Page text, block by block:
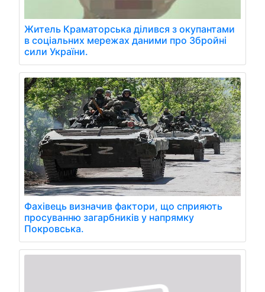
Житель Краматорська ділився з окупантами
в соціальних мережах даними про Збройні
сили України.
Фахівець визначив фактори, що сприяють
просуванню загарбників у напрямку
Покровська.